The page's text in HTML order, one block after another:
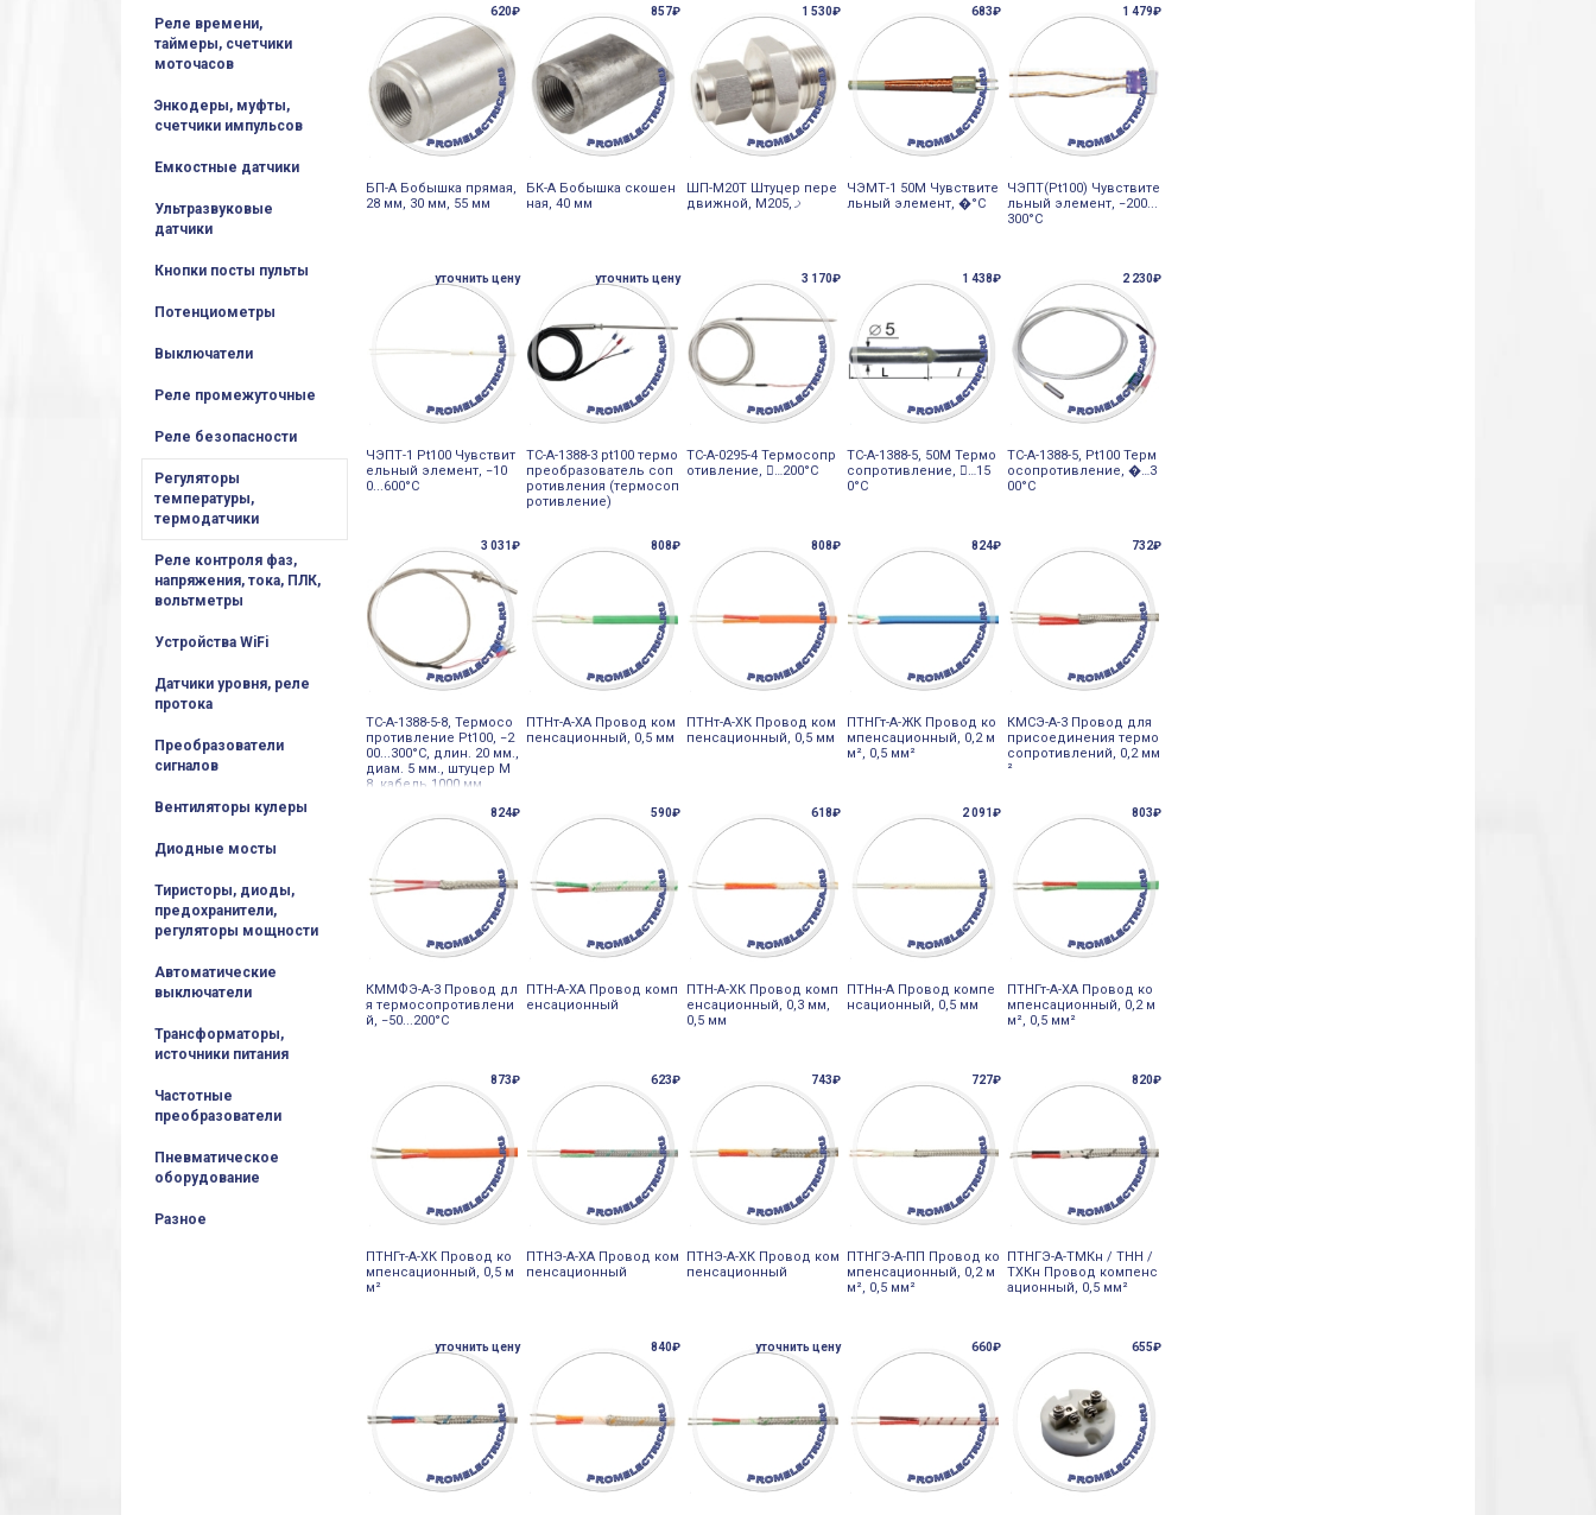
Реле времени,
таймеры, счетчики
моточасов
Энкодеры, муфты,
счетчики импульсов
Емкостные датчики
Ультразвуковые
датчики
Кнопки посты пульты
Потенциометры
Выключатели
Реле промежуточные
Реле безопасности
Регуляторы
температуры,
термодатчики
Реле контроля фаз,
напряжения, тока, ПЛК,
вольтметры
Устройства WiFi
Датчики уровня, реле
протока
Преобразователи
сигналов
Вентиляторы кулеры
Диодные мосты
Тиристоры, диоды,
предохранители,
регуляторы мощности
Автоматические
выключатели
Трансформаторы,
источники питания
Частотные
преобразователи
Пневматическое
оборудование
Разное
620₽
БП-А Бобышка прямая,
28 мм, 30 мм, 55 мм
857₽
БК-А Бобышка скошен
ная, 40 мм
1 530₽
ШП-М20Т Штуцер пере
движной, М20ࡧ,5
683₽
ЧЭМТ-1 50M Чувствите
льный элемент, �°С
1 479₽
ЧЭПТ(Pt100) Чувствите
льный элемент, −200...
300°C
уточнить цену
ЧЭПТ-1 Pt100 Чувствит
ельный элемент, −10
0...600°С
уточнить цену
ТС-А-1388-3 pt100 термо
преобразователь соп
ротивления (термосоп
ротивление)
3 170₽
ТС-А-0295-4 Термосопр
отивление, 󔼺…200°С
1 438₽
ТС-А-1388-5, 50М Термо
сопротивление, 󔼺…15
0°С
2 230₽
ТС-А-1388-5, Pt100 Терм
осопротивление, �…3
00°С
3 031₽
ТС-А-1388-5-8, Термосо
противление Pt100, −2
00...300°С, длин. 20 мм.,
диам. 5 мм., штуцер М
8, кабель 1000 мм
808₽
ПТНт-А-ХА Провод ком
пенсационный, 0,5 мм
808₽
ПТНт-А-ХК Провод ком
пенсационный, 0,5 мм
824₽
ПТНГт-А-ЖК Провод ко
мпенсационный, 0,2 м
м², 0,5 мм²
732₽
КМСЭ-А-3 Провод для
присоединения термо
сопротивлений, 0,2 мм
²
824₽
КММФЭ-А-3 Провод дл
я термосопротивлени
й, −50...200°С
590₽
ПТН-А-ХА Провод комп
енсационный
618₽
ПТН-А-ХК Провод комп
енсационный, 0,3 мм,
0,5 мм
2 091₽
ПТНн-А Провод компе
нсационный, 0,5 мм
803₽
ПТНГт-А-ХА Провод ко
мпенсационный, 0,2 м
м², 0,5 мм²
873₽
ПТНГт-А-ХК Провод ко
мпенсационный, 0,5 м
м²
623₽
ПТНЭ-А-ХА Провод ком
пенсационный
743₽
ПТНЭ-А-ХК Провод ком
пенсационный
727₽
ПТНГЭ-А-ПП Провод ко
мпенсационный, 0,2 м
м², 0,5 мм²
820₽
ПТНГЭ-А-ТМКн / ТНН /
ТХКн Провод компенс
ационный, 0,5 мм²
уточнить цену 840₽ уточнить цену 660₽ 655₽